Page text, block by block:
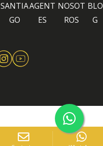
SANTIA
GO
AGENT
ES
NOSOT
ROS
BLO
G